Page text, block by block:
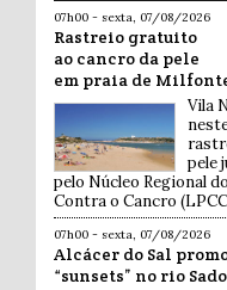
07h00 - sexta, 07/08/2026
Rastreio gratuito
ao cancro da pele
em praia de
Vila
pele
pelo Núcleo Regional
Contra o Cancro
07h00 - sexta, 07/08/2026
Alcácer do Sal
“sunsets” no rio Sado